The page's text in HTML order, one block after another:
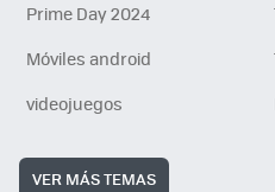
Prime Day 2024
Móviles android
videojuegos
VER MÁS TEMAS